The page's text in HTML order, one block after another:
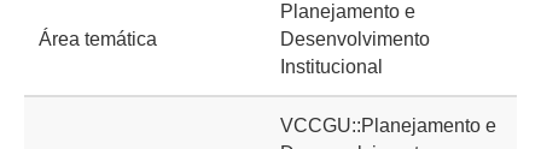
Área temática
Planejamento e
Desenvolvimento
Institucional
VCCGU::Planejamento e